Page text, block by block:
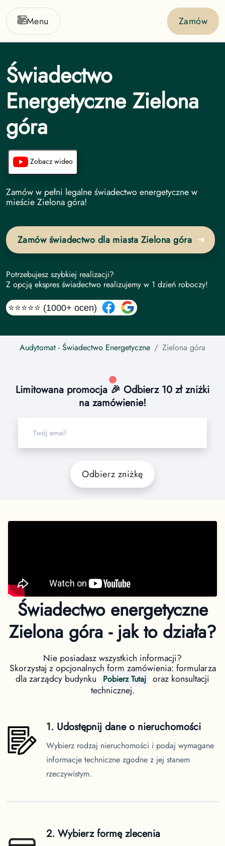
Menu Zamów
Świadectwo
Energetyczne Zielona
góra
Zobacz wideo
Świadectwo Energetyczne undefined
Zamów w pełni legalne świadectwo energetyczne w
mieście Zielona góra!
Zamów świadectwo dla miasta Zielona góra
Potrzebujesz szybkiej realizacji?
Z opcją ekspres świadectwo realizujemy w 1 dzień roboczy!
⭐⭐⭐⭐⭐ (1000+ ocen)
Audytomat - Świadectwo Energetyczne Zielona góra
Limitowana promocja 🎉 Odbierz 10 zł zniżki
na zamówienie!
Odbierz zniżkę
Świadectwo energetyczne
Zielona góra - jak to działa?
Nie posiadasz wszystkich informacji?
Skorzystaj z opcjonalnych form zamówienia: formularza
dla zarządcy budynku
Pobierz Tutaj oraz konsultacji
technicznej.
1. Udostępnij dane o nieruchomości
Wybierz rodzaj nieruchomości i podaj wymagane
informacje techniczne zgodne z jej stanem
rzeczywistym.
2. Wybierz formę zlecenia